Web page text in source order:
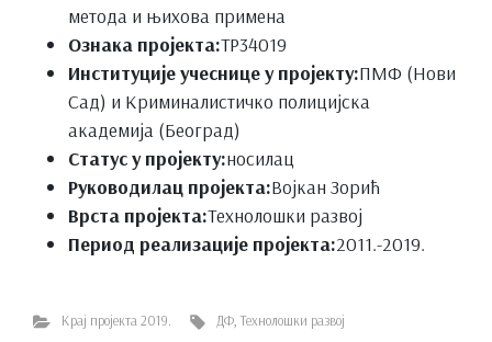
метода и њихова примена
Ознака пројекта:ТР34019
Институције учеснице у пројекту:ПМФ (Нови
Сад) и Криминалистичко полицијска
академија (Београд)
Статус у пројекту:носилац
Руководилац пројекта:Војкан Зорић
Врста пројекта:Технолошки развој
Период реализације пројекта:2011.-2019.
Крај пројекта 2019. ДФ ,Технолошки развој